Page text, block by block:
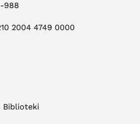
988
2004 4749 0000
Biblioteki